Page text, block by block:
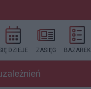
DZIEJE ZASIĘG BAZAREK